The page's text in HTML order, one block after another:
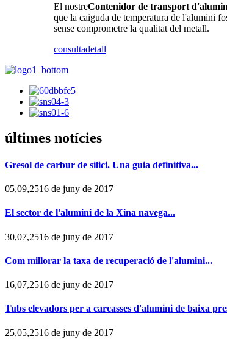
El nostreContenidor de transport
que la caiguda de temperatura de l'alumini
sense comprometre la qualitat del metall.
consultadetall
últimes notícies
Gresol de carbur de silici. Una guia definitiva...
05,09,2516 de juny de 2017
El sector de l'alumini de la Xina navega...
30,07,2516 de juny de 2017
Com millorar la taxa de recuperació de l'alumini...
16,07,2516 de juny de 2017
Tubs elevadors per a carcasses d'alumini de baixa
25,05,2516 de juny de 2017